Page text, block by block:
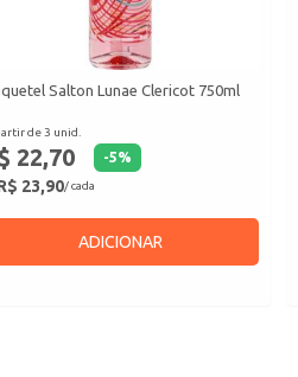
Salton Lunae Clericot 750ml
de 3 unid.
22,70 -5%
23,90/ cada
ADICIONAR